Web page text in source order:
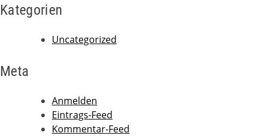
Kategorien
Uncategorized
Meta
Anmelden
Eintrags-Feed
Kommentar-Feed